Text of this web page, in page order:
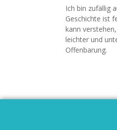
Ich bin zufällig
Geschichte ist
kann
leichter und
Offenbarung.